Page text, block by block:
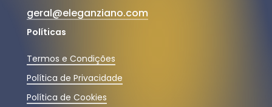
geral@eleganziano.com
Políticas
Termos e Condições
Política de Privacidade
Política de Cookies